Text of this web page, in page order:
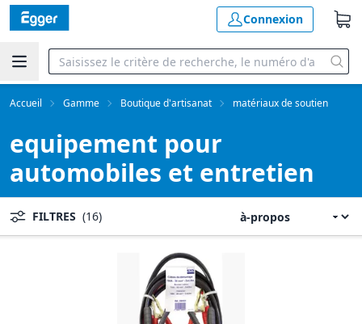
Connexion
Accueil Gamme Boutique d'artisanat matériaux de soutien
equipement pour
automobiles et entretien
FILTRES (16)